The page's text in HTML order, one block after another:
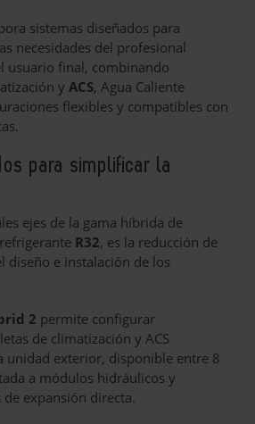
sistemas diseñados para
necesidades del profesional
usuario final, combinando
y ACS, Agua Caliente
flexibles y compatibles con
para simplificar la
ejes de la gama híbrida de
R32, es la reducción de
diseño e instalación de los
2 permite configurar
de climatización y ACS
unidad exterior, disponible entre 8
a módulos hidráulicos y
expansión directa.